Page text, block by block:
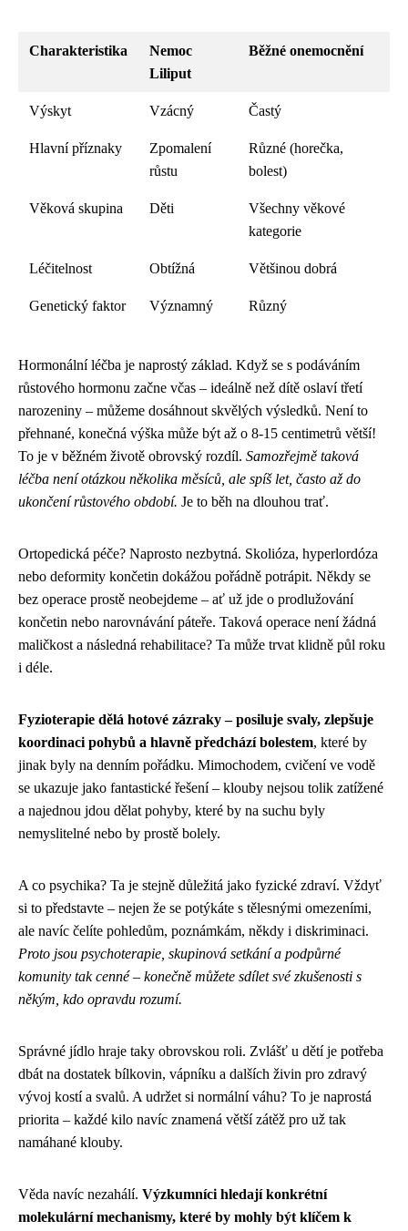
Charakteristika
Nemoc
Liliput
Běžné onemocnění
Výskyt Vzácný Častý
Hlavní příznaky
Zpomalení
růstu
Různé (horečka,
bolest)
Věková skupina Děti
Všechny věkové
kategorie
Léčitelnost Obtížná Většinou dobrá
Genetický faktor Významný Různý
Hormonální léčba je naprostý základ. Když se s podáváním
růstového hormonu začne včas – ideálně než dítě oslaví třetí
narozeniny – můžeme dosáhnout skvělých výsledků. Není to
přehnané, konečná výška může být až o 8-15 centimetrů větší!
To je v běžném životě obrovský rozdíl. Samozřejmě taková
léčba není otázkou několika měsíců, ale spíš let, často až do
ukončení růstového období. Je to běh na dlouhou trať.
Ortopedická péče? Naprosto nezbytná. Skolióza, hyperlordóza
nebo deformity končetin dokážou pořádně potrápit. Někdy se
bez operace prostě neobejdeme – ať už jde o prodlužování
končetin nebo narovnávání páteře. Taková operace není žádná
maličkost a následná rehabilitace? Ta může trvat klidně půl roku
i déle.
Fyzioterapie dělá hotové zázraky – posiluje svaly, zlepšuje
koordinaci pohybů a hlavně předchází bolestem, které by
jinak byly na denním pořádku. Mimochodem, cvičení ve vodě
se ukazuje jako fantastické řešení – klouby nejsou tolik zatížené
a najednou jdou dělat pohyby, které by na suchu byly
nemyslitelné nebo by prostě bolely.
A co psychika? Ta je stejně důležitá jako fyzické zdraví. Vždyť
si to představte – nejen že se potýkáte s tělesnými omezeními,
ale navíc čelíte pohledům, poznámkám, někdy i diskriminaci.
Proto jsou psychoterapie, skupinová setkání a podpůrné
komunity tak cenné – konečně můžete sdílet své zkušenosti s
někým, kdo opravdu rozumí.
Správné jídlo hraje taky obrovskou roli. Zvlášť u dětí je potřeba
dbát na dostatek bílkovin, vápníku a dalších živin pro zdravý
vývoj kostí a svalů. A udržet si normální váhu? To je naprostá
priorita – každé kilo navíc znamená větší zátěž pro už tak
namáhané klouby.
Věda navíc nezahálí. Výzkumníci hledají konkrétní
molekulární mechanismy, které by mohly být klíčem k